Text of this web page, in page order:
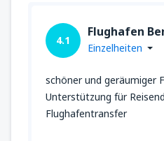
4.1
Flughafen
Einzelheiten
schöner und geräumiger
Unterstützung für
Flughafentransfer